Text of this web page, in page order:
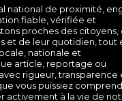
national de proximité,
fiable, vérifiée et
proches des citoyens,
et de leur quotidien, tout
nationale et
article, reportage ou
rigueur, transparence
vous puissiez
activement à la vie de